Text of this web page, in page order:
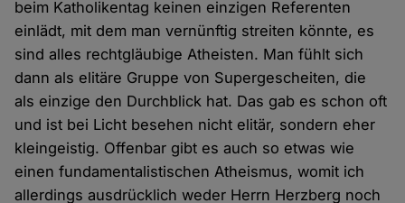
beim Katholikentag keinen einzigen Referenten
einlädt, mit dem man vernünftig streiten könnte, es
sind alles rechtgläubige Atheisten. Man fühlt sich
dann als elitäre Gruppe von Supergescheiten, die
als einzige den Durchblick hat. Das gab es schon oft
und ist bei Licht besehen nicht elitär, sondern eher
kleingeistig. Offenbar gibt es auch so etwas wie
einen fundamentalistischen Atheismus, womit ich
allerdings ausdrücklich weder Herrn Herzberg noch